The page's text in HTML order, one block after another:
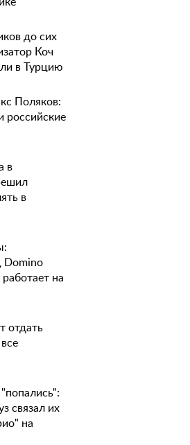
до сих
Коч
в Турцию
Поляков:
российские
в
в
Domino
на
отдать
связал их
на